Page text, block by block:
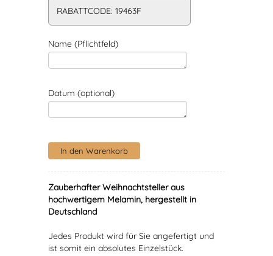
RABATTCODE: 19463F
Name (Pflichtfeld)
Datum (optional)
Zauberhafter Weihnachtsteller aus
hochwertigem Melamin, hergestellt in
Deutschland
Jedes Produkt wird für Sie angefertigt und
ist somit ein absolutes Einzelstück.